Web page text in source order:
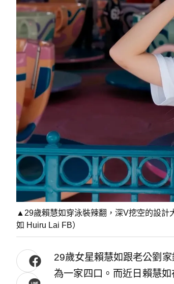
▲29歲賴慧如穿泳裝辣翻，深V挖空的設計
如 Huiru Lai FB）
29歲女星賴慧如跟老公劉
為一家四口。而近日賴慧